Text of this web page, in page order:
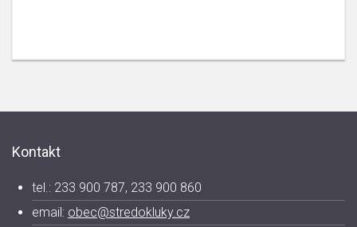
Kontakt
tel.: 233 900 787, 233 900 860
email: obec@stredokluky.cz